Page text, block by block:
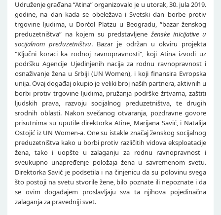
Udruženje građana “Atina” organizovalo je u utorak, 30. jula 2019.
godine, na dan kada se obeležava i Svetski dan borbe protiv
trgovine ljudima, u Dorćol Platzu u Beogradu, “bazar ženskog
preduzetništva” na kojem su predstavljeneženske inicijative u
socijalnom preduzetništvu. Bazar je održan u okviru projekta
"Ključni koraci ka rodnoj ravnopravnosti", koji Atina izvodi uz
podršku Agencije Ujedinjenih nacija za rodnu ravnopravnost i
osnaživanje žena u Srbiji (UN Women), i koji finansira Evropska
unija. Ovaj događaj okupio je veliki broj naših partnera, aktivnih u
borbi protiv trgovine ljudima, pružanja podrške žrtvama, zaštiti
ljudskih prava, razvoju socijalnog preduzetništva, te drugih
srodnih oblasti. Nakon svečanog otvaranja, pozdravne govore
prisutnima su uputile direktorka Atine, Marijana Savić, i Natalija
Ostojić iz UN Women-a. One su istakle značaj ženskog socijalnog
preduzetništva kako u borbi protiv različitih vidova eksploatacije
žena, tako i uopšte u zalaganju za rodnu ravnopravnost i
sveukupno unapređenje položaja žena u savremenom svetu.
Direktorka Savić je podsetila i na činjenicu da su polovinu svega
što postoji na svetu stvorile žene, bilo poznate ili nepoznate i da
se ovim događajem proslavljaju sva ta njihova pojedinačna
zalaganja za pravedniji svet.